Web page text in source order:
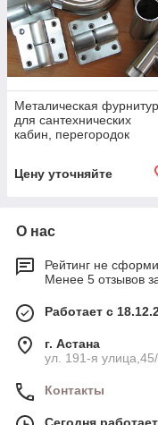
Металическая
для сантехнических
кабин, перегородок
Цену уточняйте
О нас
Рейтинг не
Менее 5 отзывов
Работает с
г. Астана
ул. 191-я
Контакты